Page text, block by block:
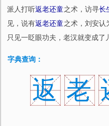
派人打听返老还童之术，访寻长
见，说有返老还童之术，刘安认
只见一眨眼功夫，老汉就变成了
字典查询：
返 老